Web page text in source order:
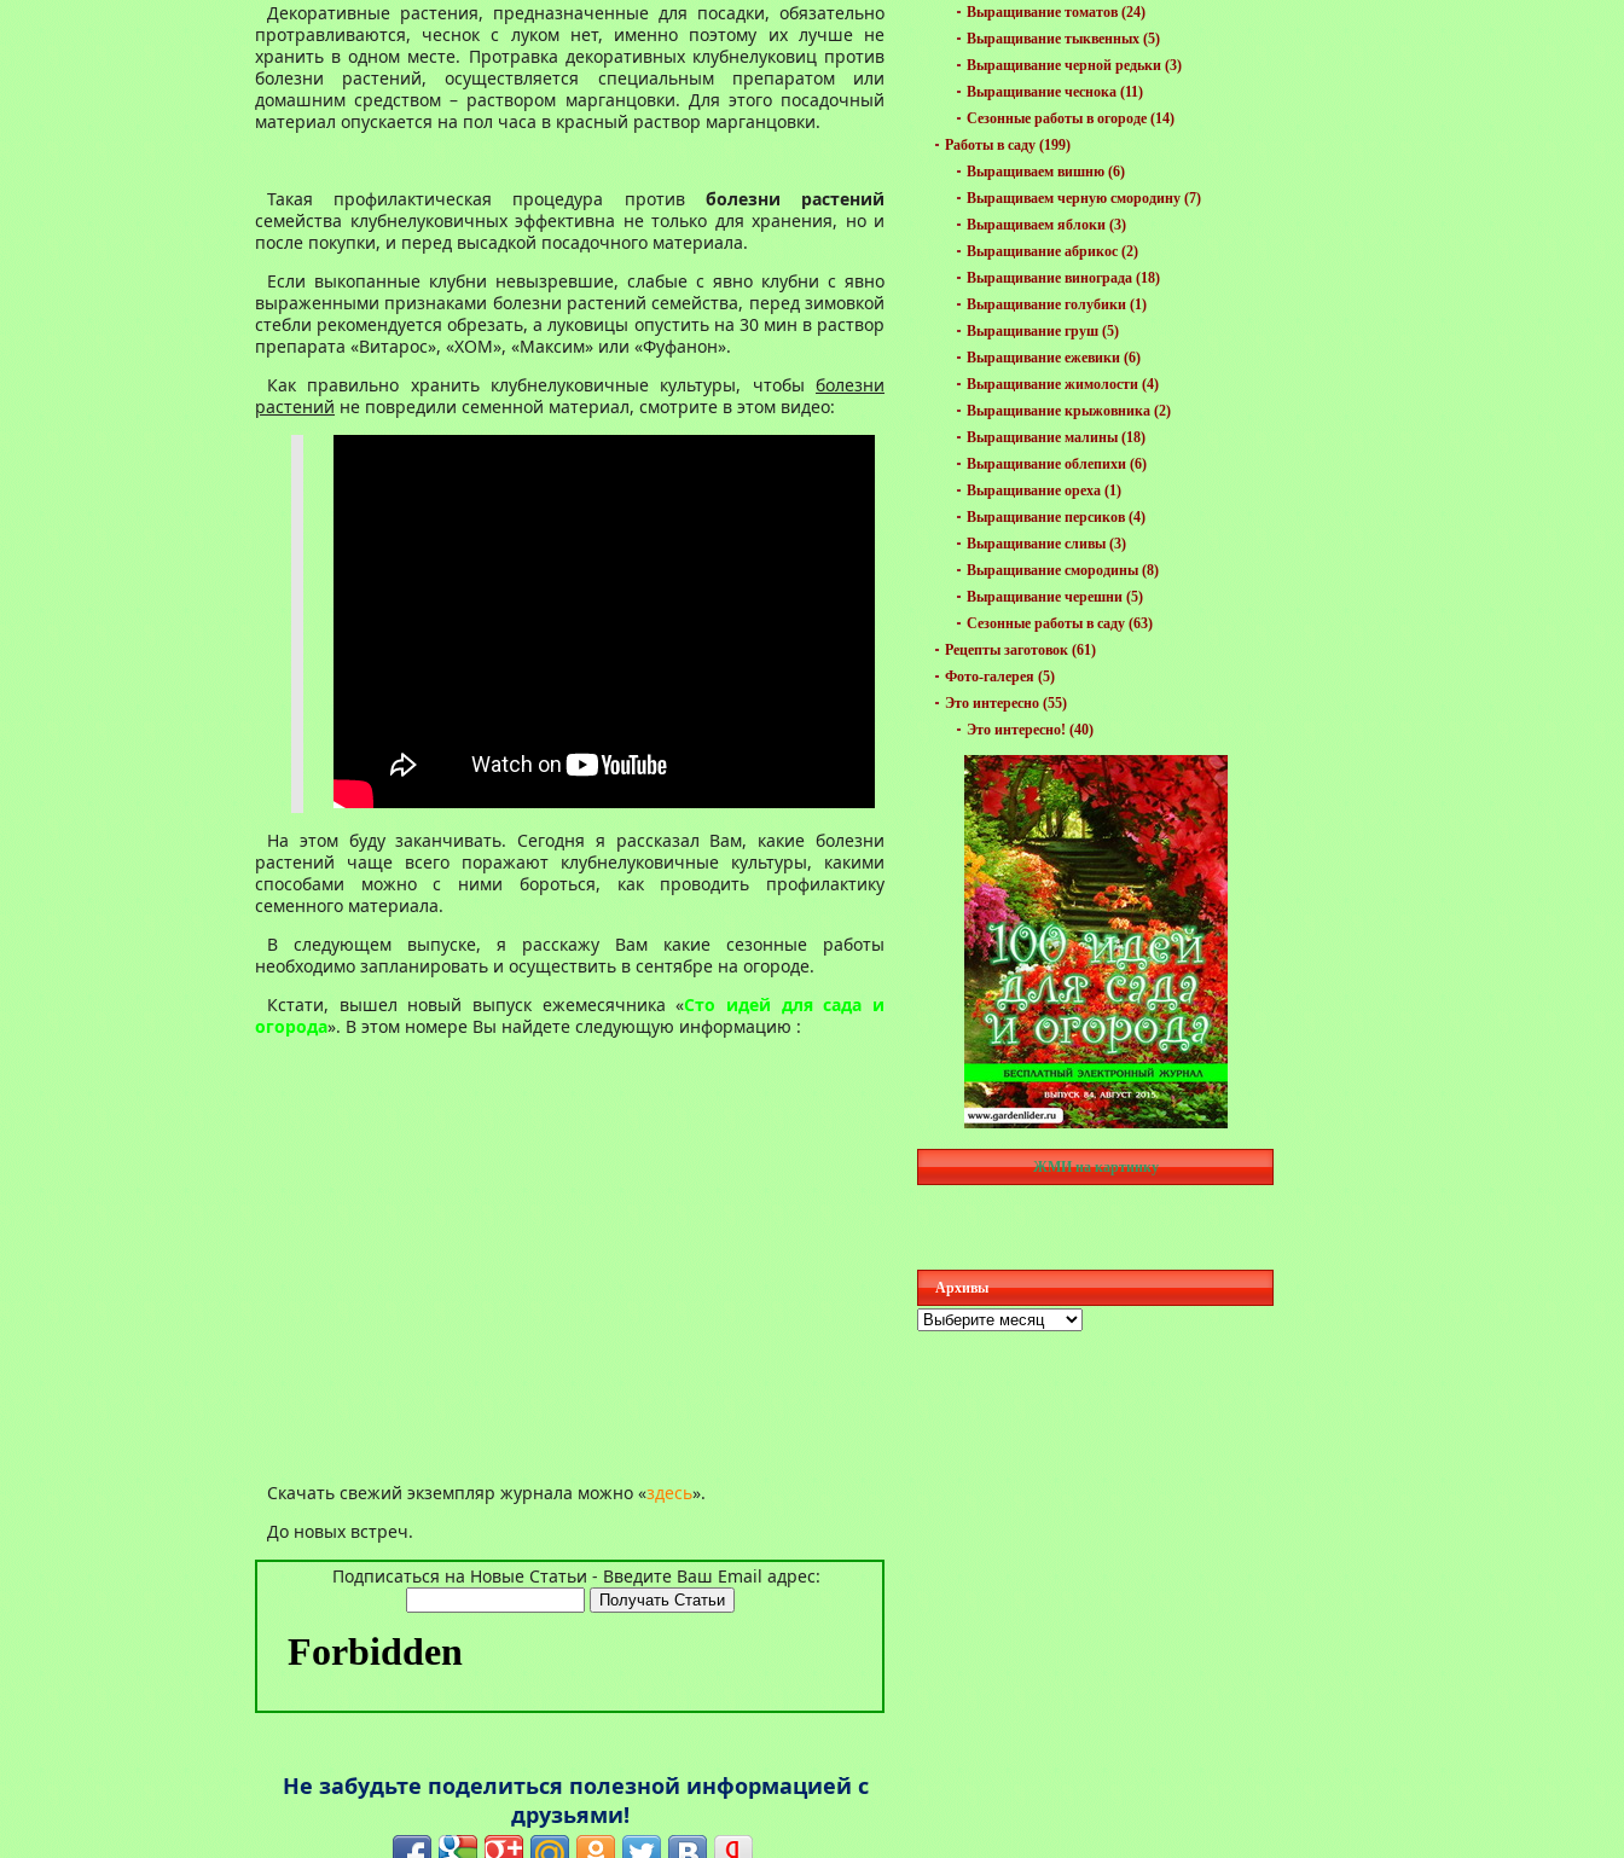
Декоративные растения, предназначенные для посадки, обязательно
протравливаются, чеснок с луком нет, именно поэтому их лучше не
хранить в одном месте. Протравка декоративных клубнелуковиц против
болезни растений, осуществляется специальным препаратом или
домашним средством – раствором марганцовки. Для этого посадочный
материал опускается на пол часа в красный раствор марганцовки.
Такая профилактическая процедура против болезни растений
семейства клубнелуковичных эффективна не только для хранения, но и
после покупки, и перед высадкой посадочного материала.
Если выкопанные клубни невызревшие, слабые с явно клубни с явно
выраженными признаками болезни растений семейства, перед зимовкой
стебли рекомендуется обрезать, а луковицы опустить на 30 мин в раствор
препарата «Витарос», «ХОМ», «Максим» или «Фуфанон».
Как правильно хранить клубнелуковичные культуры, чтобы болезни
растений не повредили семенной материал, смотрите в этом видео:
На этом буду заканчивать. Сегодня я рассказал Вам, какие болезни
растений чаще всего поражают клубнелуковичные культуры, какими
способами можно с ними бороться, как проводить профилактику
семенного материала.
В следующем выпуске, я расскажу Вам какие сезонные работы
необходимо запланировать и осуществить в сентябре на огороде.
Кстати, вышел новый выпуск ежемесячника «Сто идей для сада и
огорода». В этом номере Вы найдете следующую информацию :
Скачать свежий экземпляр журнала можно «здесь».
До новых встреч.
Подписаться на Новые Статьи - Введите Ваш Email адрес:
Не забудьте поделиться полезной информацией с
друзьями!
Выращивание томатов (24)
Выращивание тыквенных (5)
Выращивание черной редьки (3)
Выращивание чеснока (11)
Сезонные работы в огороде (14)
Работы в саду (199)
Выращиваем вишню (6)
Выращиваем черную смородину (7)
Выращиваем яблоки (3)
Выращивание абрикос (2)
Выращивание винограда (18)
Выращивание голубики (1)
Выращивание груш (5)
Выращивание ежевики (6)
Выращивание жимолости (4)
Выращивание крыжовника (2)
Выращивание малины (18)
Выращивание облепихи (6)
Выращивание ореха (1)
Выращивание персиков (4)
Выращивание сливы (3)
Выращивание смородины (8)
Выращивание черешни (5)
Сезонные работы в саду (63)
Рецепты заготовок (61)
Фото-галерея (5)
Это интересно (55)
Это интересно! (40)
ЖМИ на картинку
Архивы
Архивы